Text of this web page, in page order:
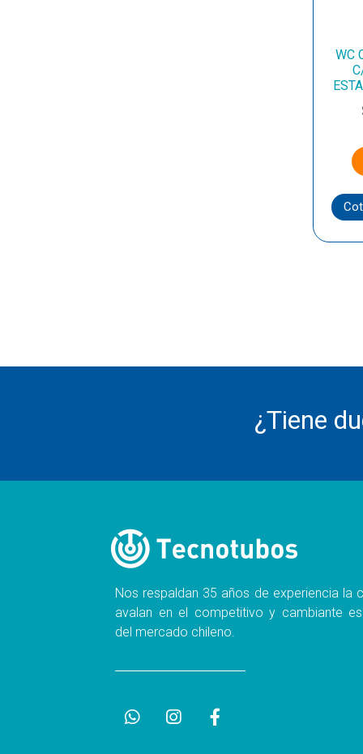
WC
¿Tiene
Nos respaldan 35 años de experiencia la
avalan en el competitivo y cambiante
del mercado chileno.